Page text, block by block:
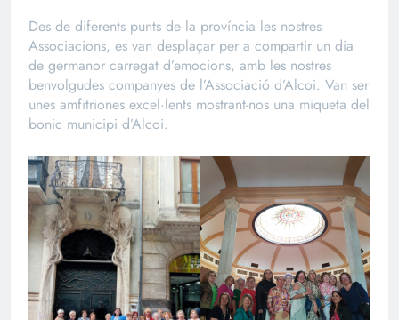
Des de diferents punts de la província les nostres
Associacions, es van desplaçar per a compartir un dia
de germanor carregat d’emocions, amb les nostres
benvolgudes companyes de l’Associació d’Alcoi. Van ser
unes amfitriones excel·lents mostrant-nos una miqueta del
bonic municipi d’Alcoi.